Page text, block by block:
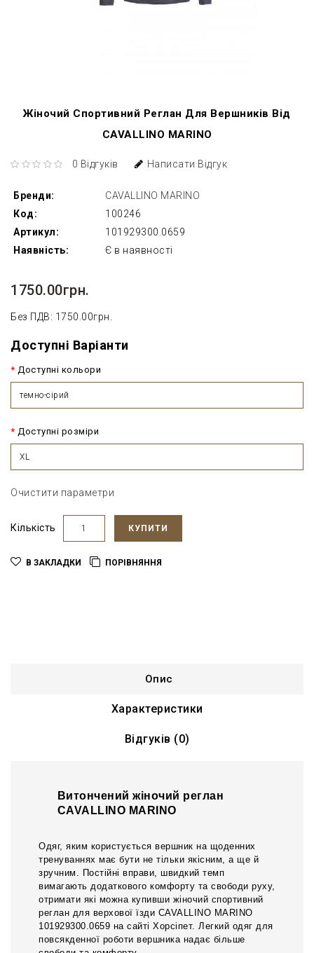
Жіночий Спортивний Реглан Для Вершників Від
CAVALLINO MARINO
0 Відгуків Написати Відгук
Бренди:
CAVALLINO MARINO
Код:
100246
Артикул:
101929300.0659
Наявність:
Є в наявності
1750.00грн.
Без ПДВ: 1750.00грн.
Доступні Варіанти
Доступні кольори
темно-сірий
Доступні розміри
XL
Очистити параметри
Кількість КУПИТИ
В ЗАКЛАДКИ ПОРІВНЯННЯ
Опис
Характеристики
Відгуків (0)
Витончений жіночий реглан
CAVALLINO MARINO
Одяг, яким користується вершник на щоденних
тренуваннях має бути не тільки якісним, а ще й
зручним. Постійні вправи, швидкий темп
вимагають додаткового комфорту та свободи руху,
отримати які можна купивши жіночий спортивний
реглан для верхової їзди CAVALLINO MARINO
101929300.0659 на сайті Хорсіпет. Легкий одяг для
повсякденної роботи вершника надає більше